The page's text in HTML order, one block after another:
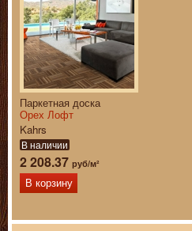
Паркетная доска
Орех Лофт
Kahrs
В наличии
2 208.37 руб/м²
В корзину